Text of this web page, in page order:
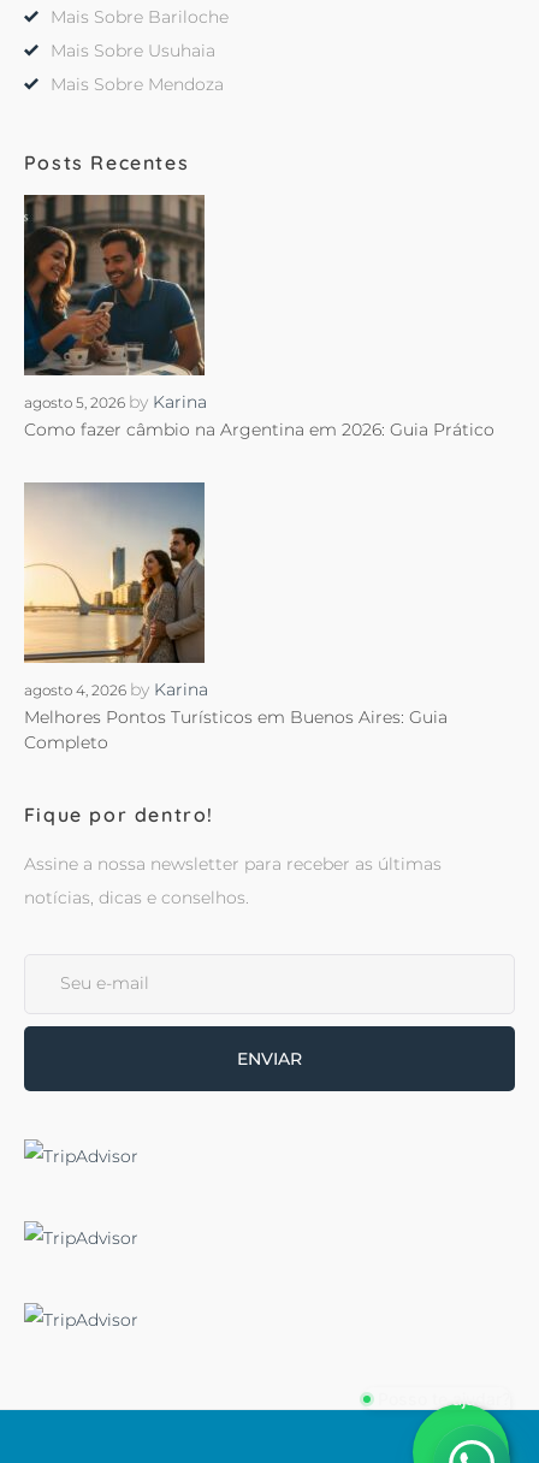
Mais Sobre Bariloche
Mais Sobre Usuhaia
Mais Sobre Mendoza
Posts Recentes
agosto 5, 2026 by Karina
Como fazer câmbio na Argentina em 2026: Guia Prático
agosto 4, 2026 by Karina
Melhores Pontos Turísticos em Buenos Aires: Guia
Completo
Fique por dentro!
Assine a nossa newsletter para receber as últimas
notícias, dicas e conselhos.
ENVIAR